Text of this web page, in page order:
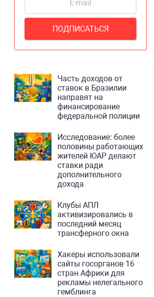
Часть доходов от
ставок в Бразилии
направят на
финансирование
федеральной полиции
Исследование: более
половины работающих
жителей ЮАР делают
ставки ради
дополнительного
дохода
Клубы АПЛ
активизировались в
последний месяц
трансферного окна
Хакеры использовали
сайты госорганов 16
стран Африки для
рекламы нелегального
гемблинга